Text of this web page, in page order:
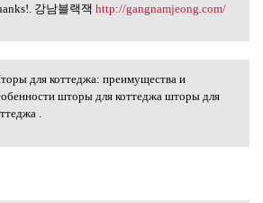
강남블랙잭 http://gangnamjeong.com/
для коттеджа:
для коттеджа: преимущества и
шторы для коттеджа шторы для
.